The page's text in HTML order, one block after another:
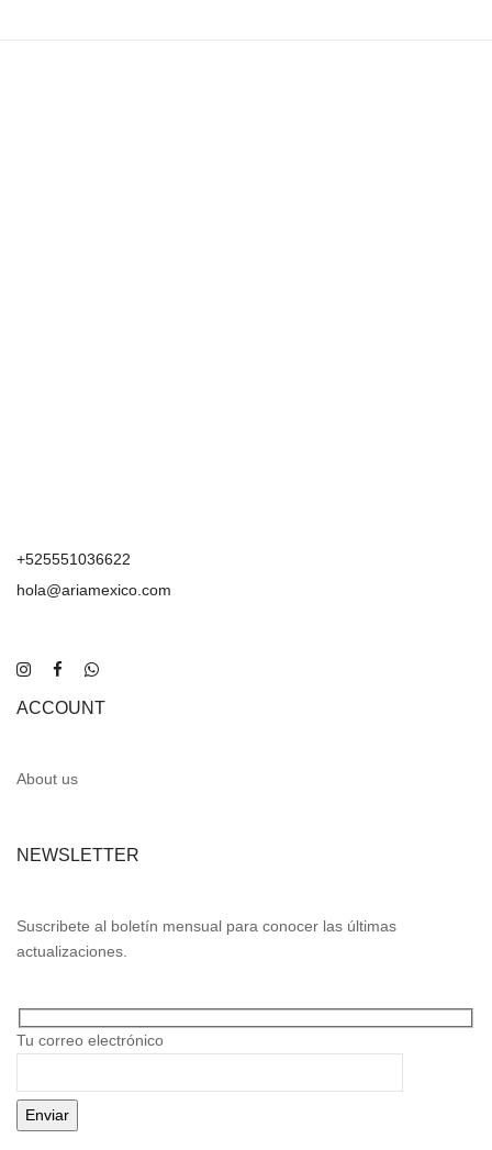
+525551036622
hola@ariamexico.com
ACCOUNT
About us
NEWSLETTER
Suscribete al boletín mensual para conocer las últimas
actualizaciones.
Tu correo electrónico